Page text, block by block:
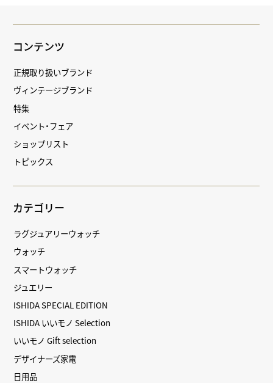
コンテンツ
正規取り扱いブランド
ヴィンテージブランド
特集
イベント・フェア
ショップリスト
トピックス
カテゴリー
ラグジュアリーウォッチ
ウォッチ
スマートウォッチ
ジュエリー
ISHIDA SPECIAL EDITION
ISHIDA いいモノ Selection
いいモノ Gift selection
デザイナーズ家電
日用品